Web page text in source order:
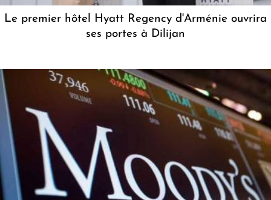
Le premier hôtel Hyatt Regency d'Arménie ouvrira
ses portes à Dilijan